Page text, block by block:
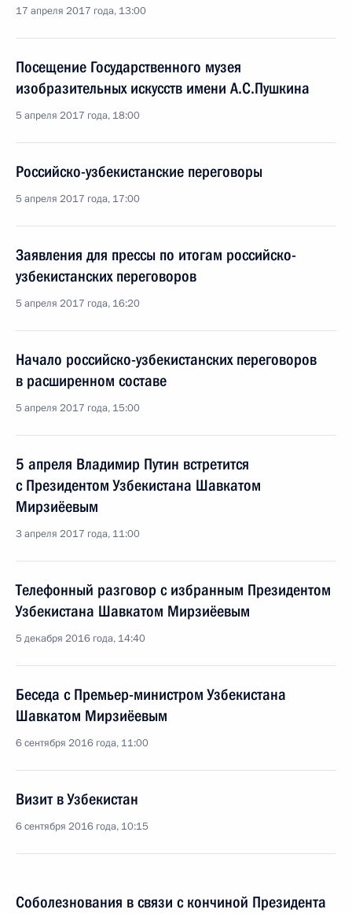
17 апреля 2017 года, 13:00
Посещение Государственного музея
изобразительных искусств имени А.С.Пушкина
5 апреля 2017 года, 18:00
Российско-узбекистанские переговоры
5 апреля 2017 года, 17:00
Заявления для прессы по итогам российско-
узбекистанских переговоров
5 апреля 2017 года, 16:20
Начало российско-узбекистанских переговоров
в расширенном составе
5 апреля 2017 года, 15:00
5 апреля Владимир Путин встретится
с Президентом Узбекистана Шавкатом
Мирзиёевым
3 апреля 2017 года, 11:00
Телефонный разговор с избранным Президентом
Узбекистана Шавкатом Мирзиёевым
5 декабря 2016 года, 14:40
Беседа с Премьер-министром Узбекистана
Шавкатом Мирзиёевым
6 сентября 2016 года, 11:00
Визит в Узбекистан
6 сентября 2016 года, 10:15
Соболезнования в связи с кончиной Президента